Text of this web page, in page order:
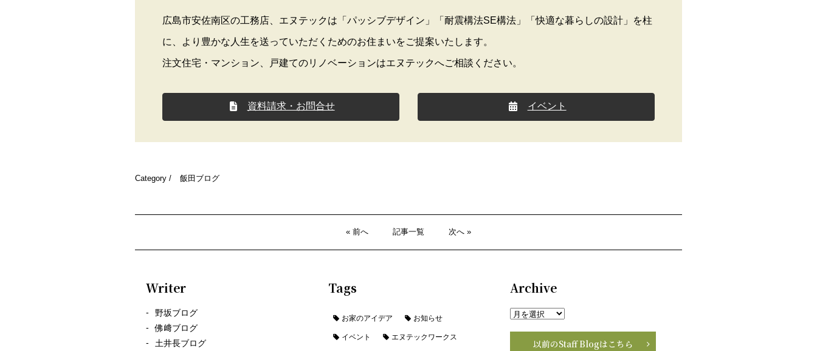
広島市安佐南区の工務店、エヌテックは「パッシブデザイン」「耐震構法SE構法」「快適な暮らしの設計」を柱
に、より豊かな人生を送っていただくためのお住まいをご提案いたします。
注文住宅・マンション、戸建てのリノベーションはエヌテックへご相談ください。
資料請求・お問合せ イベント
Category / 飯田ブログ
« 前へ 記事一覧 次へ »
Writer
野坂ブログ
佛﨑ブログ
土井長ブログ
Tags
お家のアイデア お知らせ
イベント エヌテックワークス
Archive
以前のStaff Blogはこちら